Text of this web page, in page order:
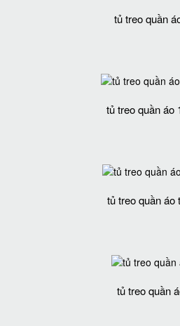
tủ treo quần
tủ treo quần áo
tủ treo quần áo
tủ treo quần